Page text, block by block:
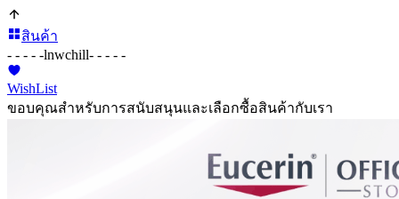
สินค้า
- - - - -lnwchill- - - - -
WishList
ขอบคุณสำหรับการสนับสนุนและเลือกซื้อสินค้ากับเรา